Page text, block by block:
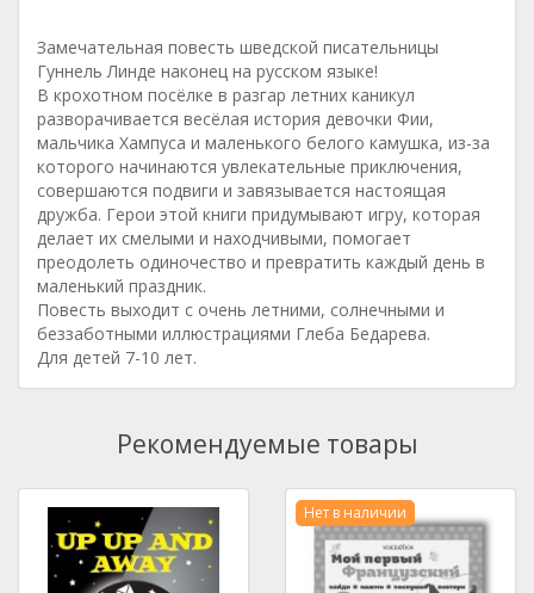
Замечательная повесть шведской писательницы
Гуннель Линде наконец на русском языке!
В крохотном посёлке в разгар летних каникул
разворачивается весёлая история девочки Фии,
мальчика Хампуса и маленького белого камушка, из-за
которого начинаются увлекательные приключения,
совершаются подвиги и завязывается настоящая
дружба. Герои этой книги придумывают игру, которая
делает их смелыми и находчивыми, помогает
преодолеть одиночество и превратить каждый день в
маленький праздник.
Повесть выходит с очень летними, солнечными и
беззаботными иллюстрациями Глеба Бедарева.
Для детей 7-10 лет.
Рекомендуемые товары
Нет в наличии